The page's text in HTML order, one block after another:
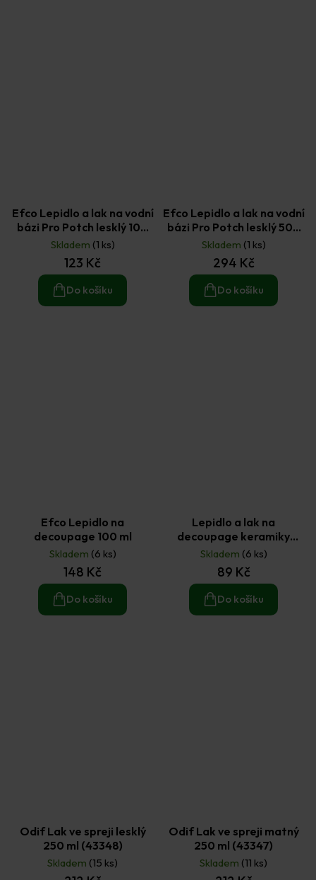
Efco Lepidlo a lak na vodní
bázi Pro Potch lesklý 100
ml
Skladem (1 ks)
123 Kč
Do košíku
Efco Lepidlo a lak na vodní
bázi Pro Potch lesklý 500
ml
Skladem (1 ks)
294 Kč
Do košíku
Efco Lepidlo na
decoupage 100 ml
Skladem (6 ks)
148 Kč
Do košíku
Lepidlo a lak na
decoupage keramiky
100ml
Skladem (6 ks)
89 Kč
Do košíku
Odif Lak ve spreji lesklý
250 ml (43348)
Skladem (15 ks)
Odif Lak ve spreji matný
250 ml (43347)
Skladem (11 ks)